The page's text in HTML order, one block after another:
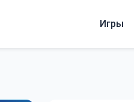
Игры